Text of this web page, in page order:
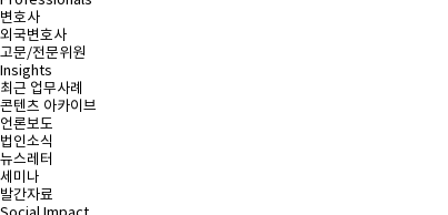
변호사
외국변호사
고문/전문위원
Insights
최근 업무사례
콘텐츠 아카이브
언론보도
법인소식
뉴스레터
세미나
발간자료